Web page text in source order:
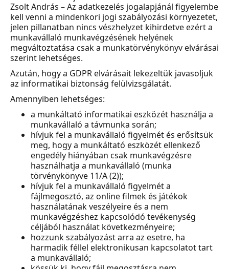
Zsolt András – Az adatkezelés jogalapjánál figyelembe
kell venni a mindenkori jogi szabályozási környezetet,
jelen pillanatban nincs vészhelyzet kihirdetve ezért a
munkavállaló munkavégzésének helyének
megváltoztatása csak a munkatörvénykönyv elvárásai
szerint lehetséges.
Azután, hogy a GDPR elvárásait lekezeltük javasoljuk
az informatikai biztonság felülvizsgálatát.
Amennyiben lehetséges:
a munkáltató informatikai eszközét használja a
munkavállaló a távmunka során;
hívjuk fel a munkavállaló figyelmét és erősítsük
meg, hogy a munkáltató eszközét ellenkező
engedély hiányában csak munkavégzésre
használhatja a munkavállaló (munka
törvénykönyve 11/A (2));
hívjuk fel a munkavállaló figyelmét a
fájlmegosztó, az online filmek és játékok
használatának veszélyeire és a nem
munkavégzéshez kapcsolódó tevékenység
céljából használat következményeire;
hozzunk szabályozást arra az esetre, ha
harmadik féllel elektronikusan kapcsolatot tart
a munkavállaló;